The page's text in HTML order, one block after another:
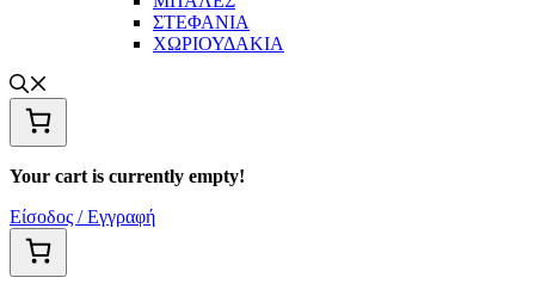
ΣΤΕΦΑΝΙΑ
ΧΩΡΙΟΥΔΑΚΙΑ
Your cart is currently empty!
Είσοδος / Εγγραφή